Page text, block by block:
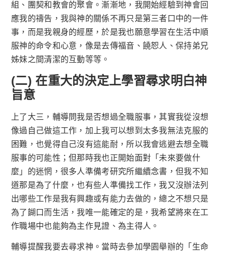
組、團契和教會的聚會。漸漸地，我開始經驗到神會回
應我的禱告，我與神的關係不再只是第三者口中的一件
事，而是我親身的經歷，於是我也願意學習在生活中順
服神的命令和心意，像是去傳福音、饒恕人、保持弟兄
姊妹之間清潔的互動等等。
(二) 在重大的決定上學習尋求明白神
旨意
上了大三，輔導問我是否想過全職服事，其實我從沒想
像過自己做這工作，加上我可以想到太多我無法克服的
困難，也覺得自己沒有這能耐，所以我會逃避去想全職
服事的可能性；但那時我也正開始面對「未來要做什
麼」的迷惘，很多人準備考研究所繼續念書，但我不知
道那是為了什麼，也有些人準備找工作，我又沒辦法列
出哪些工作是我有興趣或有能力去做的，總之不想只是
為了餬口而生活，我唯一能確定的是，我希望將來在工
作職場中也能夠為主作見證、為主得人。
輔導提醒我要去尋求神。當時去參加學園舉辦的「生命